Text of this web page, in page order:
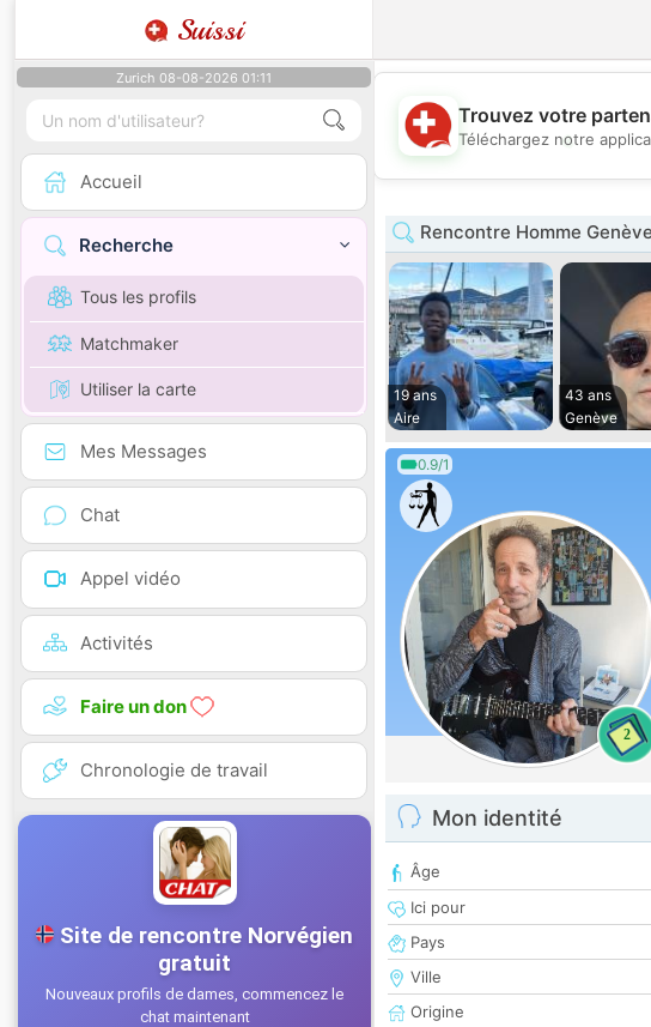
Suissi
Zurich 08-08-2026 01:11
Accueil
Recherche
Tous les profils
Matchmaker
Utiliser la carte
Mes Messages
Chat
Appel vidéo
Activités
Faire un don
Chronologie de travail
💖
Trouvez votre
Téléchargez notre
Rencontre Homme Genève
19 ans
Aire
43 ans
Genève
0.9/1
2
Mon identité
Âge
Ici pour
Pays
Ville
Origine